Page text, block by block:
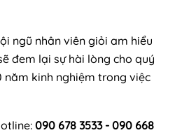
ngũ nhân viên giỏi am hiểu
đem lại sự hài lòng cho quý
năm kinh nghiệm trong việc
090 678 3533 - 090 668